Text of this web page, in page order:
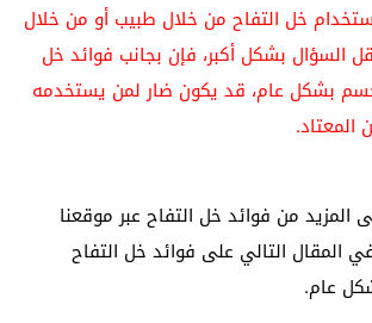
خل التفاح من خلال طبيب أو من خلال
السؤال بشكل أكبر، فإن بجانب فوائد خل
بشكل عام، قد يكون ضار لمن يستخدمه
المعتاد.
المزيد من فوائد خل التفاح عبر موقعنا
المقال التالي على فوائد خل التفاح
عام.